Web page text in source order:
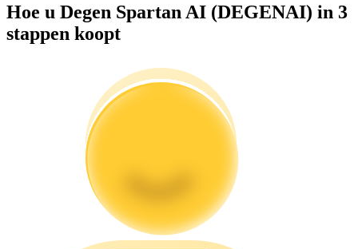
Futures-startgids
Hoe u Degen Spartan AI (DEGENAI) in 3
stappen koopt